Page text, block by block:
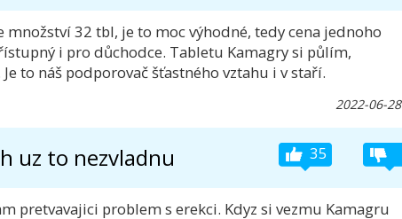
množství 32 tbl, je to moc výhodné, tedy cena jednoho
i pro důchodce. Tabletu Kamagry si půlím,
to náš podporovač šťastného vztahu i v staří.
2022-06-28
uz to nezvladnu 35
pretvavajici problem s erekci. Kdyz si vezmu Kamagru